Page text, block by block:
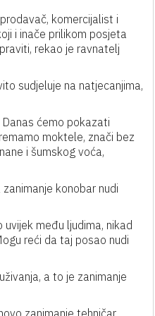
komercijalist i
i inače prilikom posjeta
rekao je ravnatelj
sudjeluje na natjecanjima,
ćemo pokazati
moktele, znači bez
i šumskog voća,
konobar nudi
među ljudima, nikad
reći da taj posao nudi
a to je zanimanje
zanimanje tehničar